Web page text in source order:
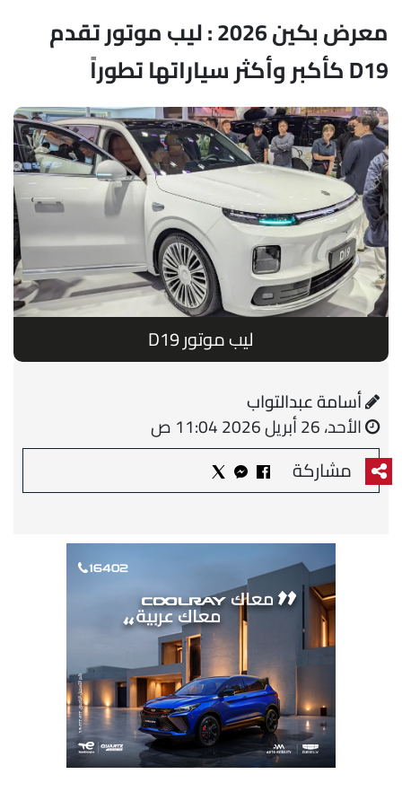
معرض بكين 2026 : ليب موتور تقدم
D19 كأكبر وأكثر سياراتها تطوراً
ليب موتور D19
أسامة عبدالتواب
الأحد، 26 أبريل 2026 11:04 ص
مشاركة